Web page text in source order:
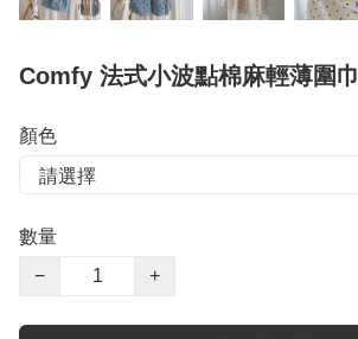
Comfy 法式小波點棉麻輕薄圍巾
顏色
數量
−
+